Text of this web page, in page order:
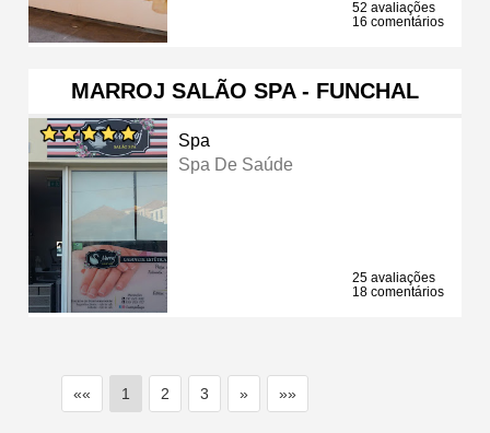
52 avaliações
16 comentários
MARROJ SALÃO SPA - FUNCHAL
Spa
Spa De Saúde
25 avaliações
18 comentários
«« 1 2 3 » »»